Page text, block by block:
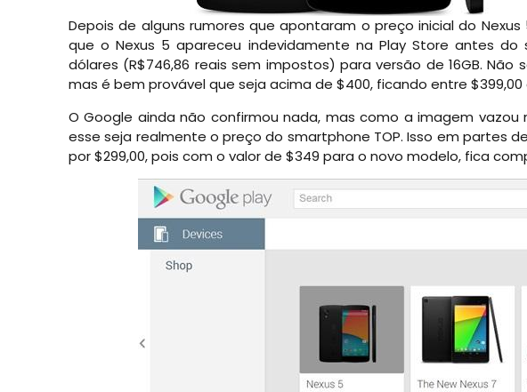
Depois de alguns rumores que apontaram o preço inicial do
que o Nexus 5 apareceu indevidamente na Play Store antes
dólares (R$746,86 reais sem impostos) para versão de 16GB. Não
mas é bem provável que seja acima de $400, ficando entre $399,00
O Google ainda não confirmou nada, mas como a imagem
esse seja realmente o preço do smartphone TOP. Isso em partes
por $299,00, pois com o valor de $349 para o novo modelo, fica